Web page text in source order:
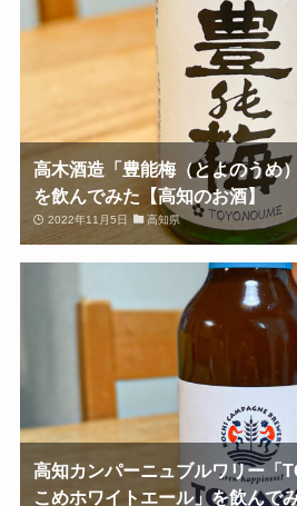
高木酒造「豊能梅（とよのうめ
を飲んでみた【高知のお酒】
2022年11月5日 高知県
高知カンパーニュブルワリー「
こめホワイトエール」を飲んで